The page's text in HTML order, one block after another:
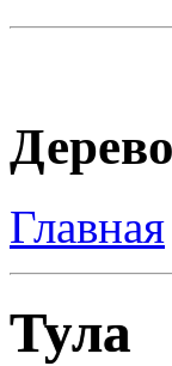
Главная
Тула